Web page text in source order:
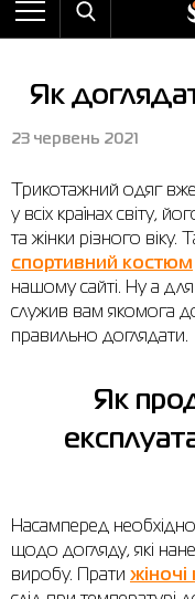
Назад
Штани
Вітрівки
Жилети
Комбінезони
Костюми
Купальники
Майки
Сорочки
Термобілизна
Назад
Кросівки
Пляжне взуття
Напівчеревики
Сандалі
Чоботи
Назад
Бейсболки та панами
Бокс
Гірськолижний інвентар
М'ячі
Шкарпетки
Рукавиці
Сумки
Фітнес та йога
Шапки
Назад
Arena
Asics
Columbia
Evoids
Jack Wolfskin
Larum
Skechers
The North Face
Назад
Бра
Штани
Вітрівки
Костюми
Куртки
Легінси
Черевики
Напівчеревики
Сандалі
Назад
Повернення та обмін
Гарантія на товари
Магазини
Контакт центр
Програма лояльності
Часті питання (FAQ)
Особистий кабінет
Як
23 червень 2021
Трикотажний одяг
у всіх країнах світу,
та жінки різного віку.
спортивний костюм
нашому сайті. Ну а
служив вам якомога
правильно доглядати.
Як
Насамперед
щодо догляду, які
виробу. Прати жіночі